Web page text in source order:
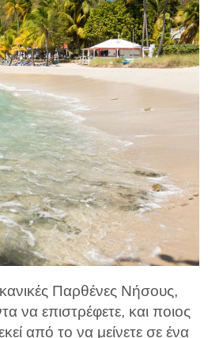
Παρθένες Νήσους,
να επιστρέφετε, και ποιος
από το να μείνετε σε ένα